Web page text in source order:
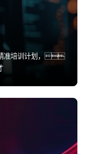
准培训计划，